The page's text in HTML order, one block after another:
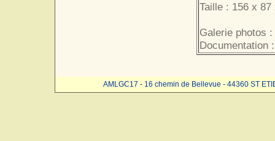
Taille : 156 x 87
Galerie photos :
Documentation :
AMLGC17 - 16 chemin de Bellevue - 44360 ST